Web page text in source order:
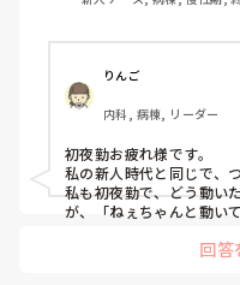
うですか？ときくもプリ
さすがにこれはひどいと
す。夜勤が終わりプリセ
ち着きがないね。夜勤が
周りできてないんじゃな
見えなくなり、突っ走り
てするとかがよくある。
かってるけどきつい言い
またべつのチームの先輩
2人でコソコソ話してて
りんご
内科, 病棟, リーダー
初夜勤お疲れ様です。
私の新人時代と同じで、
私も初夜勤で、どう動い
が、「ねぇちゃんと動い
その時は凹みましたが、
回答